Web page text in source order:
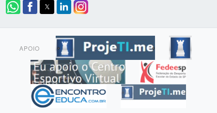
APOIO